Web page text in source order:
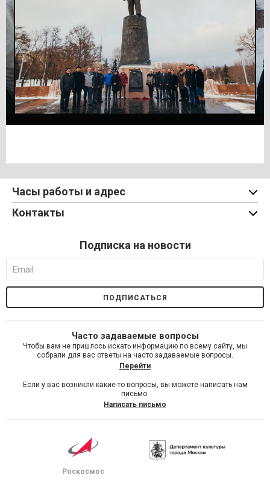
Часы работы и адрес
Контакты
Подписка на новости
Часто задаваемые вопросы
Чтобы вам не пришлось искать информацию по всему сайту, мы
собрали для вас ответы на часто задаваемые вопросы.
Перейти
Если у вас возникли какие-то вопросы, вы можете написать нам
письмо.
Написать письмо
Роскосмос